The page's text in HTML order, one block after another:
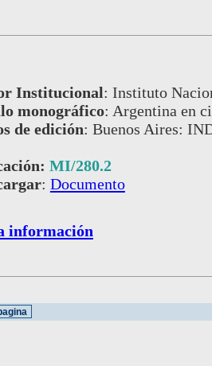
Institucional: Instituto
monográfico: Argentina en
de edición: Buenos Aires:
MI/280.2
: Documento
información